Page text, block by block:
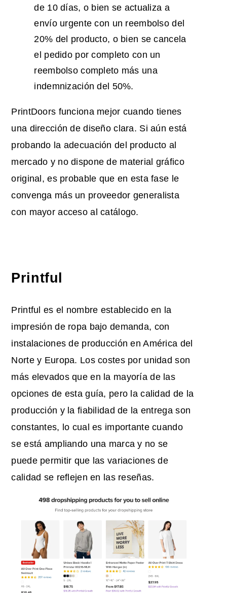
de 10 días, o bien se actualiza a
envío urgente con un reembolso del
20% del producto, o bien se cancela
el pedido por completo con un
reembolso completo más una
indemnización del 50%.
PrintDoors funciona mejor cuando tienes
una dirección de diseño clara. Si aún está
probando la adecuación del producto al
mercado y no dispone de material gráfico
original, es probable que en esta fase le
convenga más un proveedor generalista
con mayor acceso al catálogo.
Printful
Printful es el nombre establecido en la
impresión de ropa bajo demanda, con
instalaciones de producción en América del
Norte y Europa. Los costes por unidad son
más elevados que en la mayoría de las
opciones de esta guía, pero la calidad de la
producción y la fiabilidad de la entrega son
constantes, lo cual es importante cuando
se está ampliando una marca y no se
puede permitir que las variaciones de
calidad se reflejen en las reseñas.